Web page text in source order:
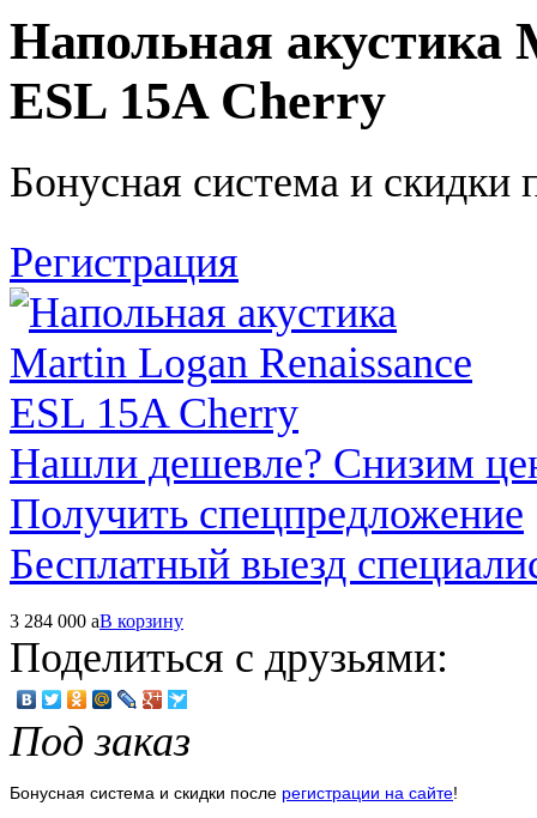
Напольная акустика
ESL 15A Cherry
Бонусная система и скидки
Регистрация
Нашли дешевле? Снизим
Получить спецпредложение
Бесплатный выезд
3 284 000 aВ корзину
Поделиться с друзьями:
Под заказ
Бонусная система и скидки после регистрации на сайте!